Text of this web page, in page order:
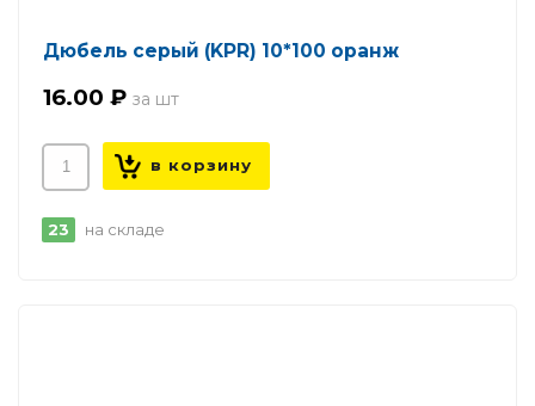
Дюбель серый (KPR) 10*100 оранж
16.00 ₽
23 на складе